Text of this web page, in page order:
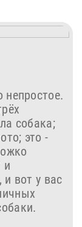
непростое.
собака;
это -
и
и вот у вас